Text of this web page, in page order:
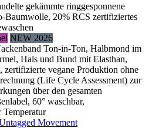
gekämmte ringgesponnene
Baumwolle, 20% RCS zertifiziertes
NEW 2026
Ton-in-Ton, Halbmond im
Hals und Bund mit Elasthan,
vegane Produktion ohne
(Life Cycle Assessment) zur
über den gesamten
60° waschbar,
Temperatur
Movement